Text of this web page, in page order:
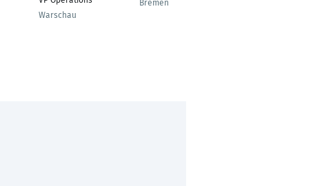
Warschau
Bremen